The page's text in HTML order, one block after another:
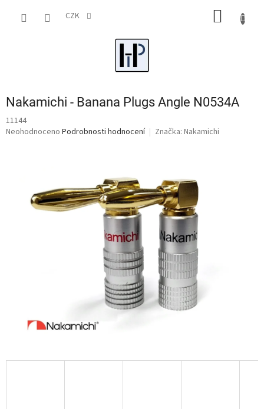
CZK
Nakamichi - Banana Plugs Angle N0534A
11144
Průměrné
hvězdiček.
Neohodnoceno Podrobnosti hodnocení Značka: Nakamichi